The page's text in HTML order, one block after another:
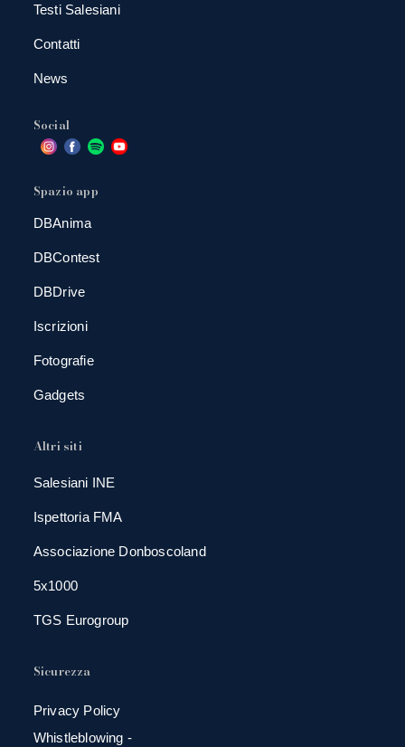
Testi Salesiani
Contatti
News
Social
Spazio app
DBAnima
DBContest
DBDrive
Iscrizioni
Fotografie
Gadgets
Altri siti
Salesiani INE
Ispettoria FMA
Associazione Donboscoland
5x1000
TGS Eurogroup
Sicurezza
Privacy Policy
Whistleblowing -